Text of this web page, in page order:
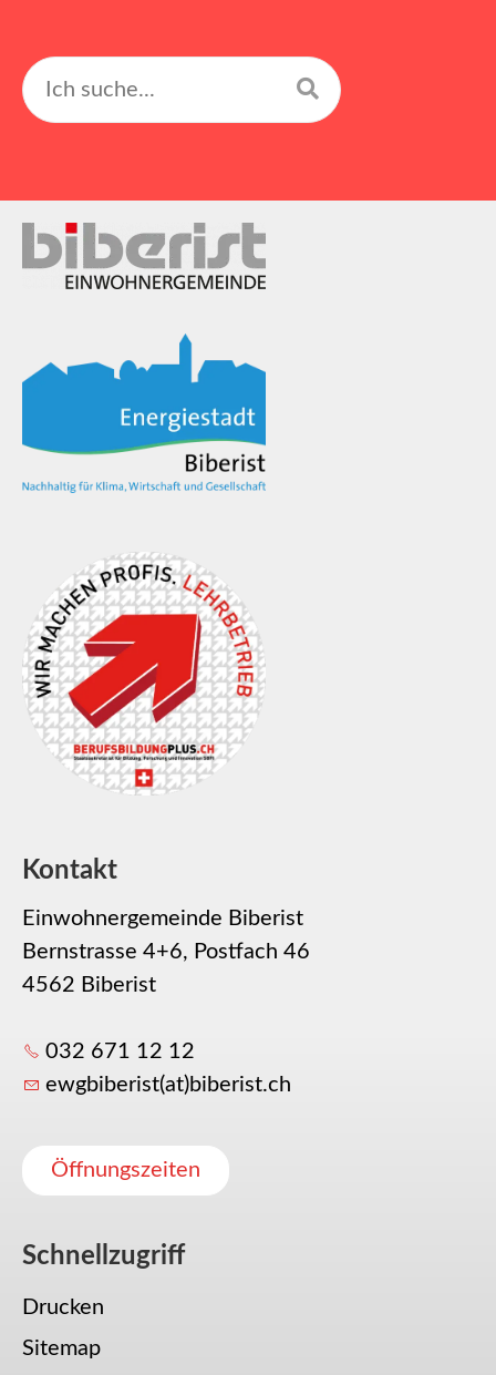
Kontakt
Einwohnergemeinde Biberist
Bernstrasse 4+6, Postfach 46
4562 Biberist
032 671 12 12
ewgbiberist(at)biberist.ch
Öffnungszeiten
Schnellzugriff
Drucken
Sitemap